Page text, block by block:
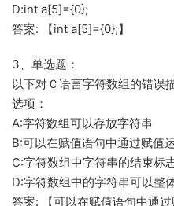
D:int a[5]={0};
答案: 【int a[5]={0};】
3、单选题：
以下对Ｃ语言字符数组的错误描
选项：
A:字符数组可以存放字符串
B:可以在赋值语句中通过赋值
C:字符数组中字符串的结束标
D:字符数组中的字符串可以整
答案: 【可以在赋值语句中通